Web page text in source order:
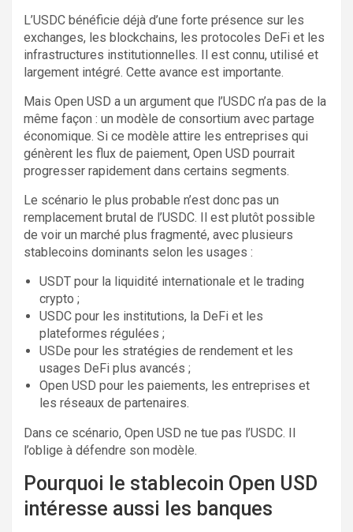
L’USDC bénéficie déjà d’une forte présence sur les
exchanges, les blockchains, les protocoles DeFi et les
infrastructures institutionnelles. Il est connu, utilisé et
largement intégré. Cette avance est importante.
Mais Open USD a un argument que l’USDC n’a pas de la
même façon : un modèle de consortium avec partage
économique. Si ce modèle attire les entreprises qui
génèrent les flux de paiement, Open USD pourrait
progresser rapidement dans certains segments.
Le scénario le plus probable n’est donc pas un
remplacement brutal de l’USDC. Il est plutôt possible
de voir un marché plus fragmenté, avec plusieurs
stablecoins dominants selon les usages :
USDT pour la liquidité internationale et le trading
crypto ;
USDC pour les institutions, la DeFi et les
plateformes régulées ;
USDe pour les stratégies de rendement et les
usages DeFi plus avancés ;
Open USD pour les paiements, les entreprises et
les réseaux de partenaires.
Dans ce scénario, Open USD ne tue pas l’USDC. Il
l’oblige à défendre son modèle.
Pourquoi le stablecoin Open USD
intéresse aussi les banques